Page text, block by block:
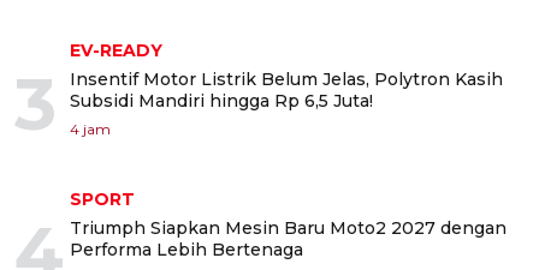
3
EV-READY
Insentif Motor Listrik Belum Jelas, Polytron Kasih
Subsidi Mandiri hingga Rp 6,5 Juta!
4 jam
SPORT
Triumph Siapkan Mesin Baru Moto2 2027 dengan
Performa Lebih Bertenaga